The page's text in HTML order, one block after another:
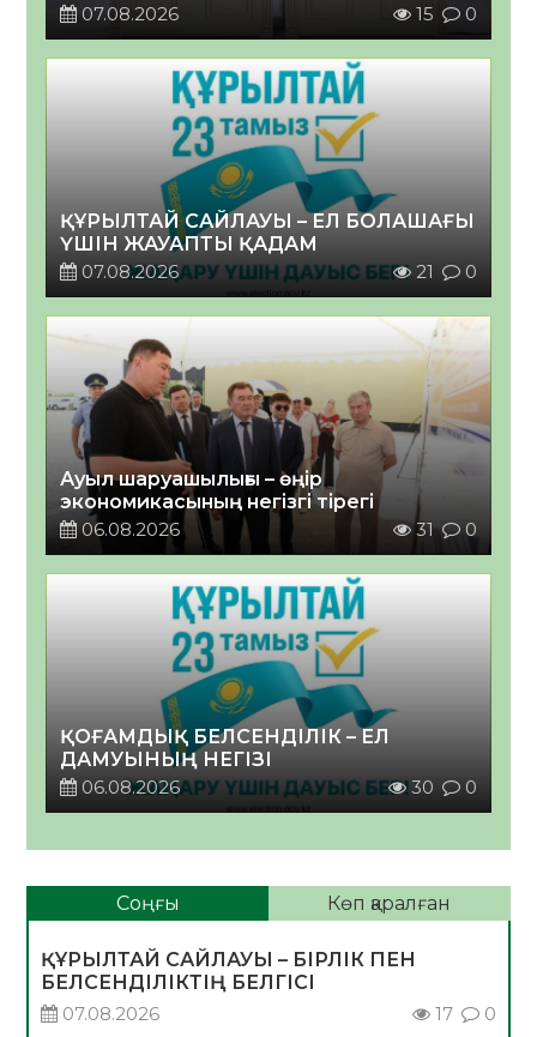
07.08.2026
15 0
ҚҰРЫЛТАЙ САЙЛАУЫ – ЕЛ БОЛАШАҒЫ
ҮШІН ЖАУАПТЫ ҚАДАМ
07.08.2026
21 0
Ауыл шаруашылығы – өңір
экономикасының негізгі тірегі
06.08.2026
31 0
ҚОҒАМДЫҚ БЕЛСЕНДІЛІК – ЕЛ
ДАМУЫНЫҢ НЕГІЗІ
06.08.2026
30 0
Соңғы Көп қаралған
ҚҰРЫЛТАЙ САЙЛАУЫ – БІРЛІК ПЕН
БЕЛСЕНДІЛІКТІҢ БЕЛГІСІ
07.08.2026
17 0